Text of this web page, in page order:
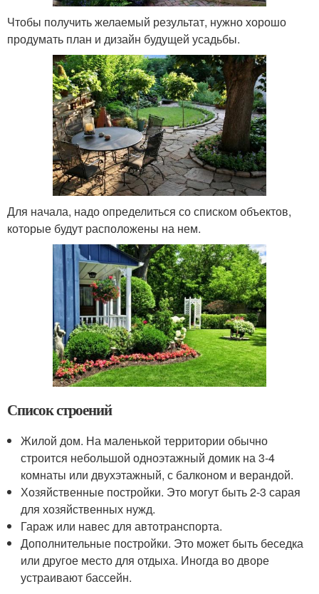
Чтобы получить желаемый результат, нужно хорошо
продумать план и дизайн будущей усадьбы.
Для начала, надо определиться со списком объектов,
которые будут расположены на нем.
Список строений
Жилой дом. На маленькой территории обычно
строится небольшой одноэтажный домик на 3-4
комнаты или двухэтажный, с балконом и верандой.
Хозяйственные постройки. Это могут быть 2-3 сарая
для хозяйственных нужд.
Гараж или навес для автотранспорта.
Дополнительные постройки. Это может быть беседка
или другое место для отдыха. Иногда во дворе
устраивают бассейн.